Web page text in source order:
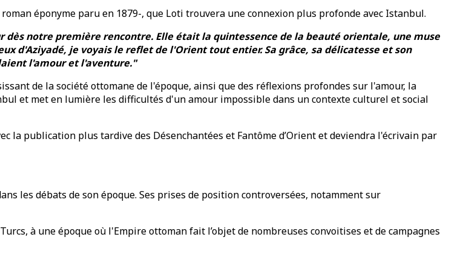
éponyme paru en 1879-, que Loti trouvera une connexion plus profonde avec Istanbul.
notre première rencontre. Elle était la quintessence de la beauté orientale, une muse
d'Aziyadé, je voyais le reflet de l'Orient tout entier. Sa grâce, sa délicatesse et son
l'amour et l'aventure."
de la société ottomane de l'époque, ainsi que des réflexions profondes sur l'amour, la
et met en lumière les difficultés d'un amour impossible dans un contexte culturel et social
la publication plus tardive des Désenchantées et Fantôme d’Orient et deviendra l'écrivain par
les débats de son époque. Ses prises de position controversées, notamment sur
à une époque où l'Empire ottoman fait l’objet de nombreuses convoitises et de campagnes